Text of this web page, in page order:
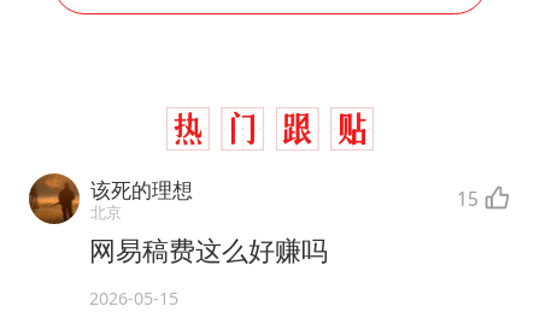
该死的理想
北京 15
网易稿费这么好赚吗
2026-05-15